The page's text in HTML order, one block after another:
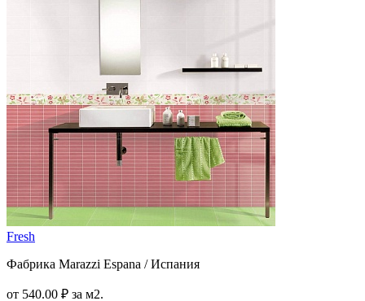
Fresh
Фабрика Marazzi Espana / Испания
от 540.00 ₽ за м2.